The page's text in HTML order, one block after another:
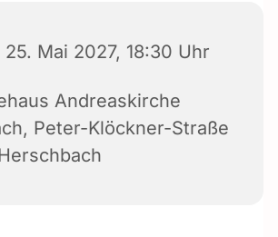
Mai 2027, 18:30 Uhr
Andreaskirche
Peter-Klöckner-Straße